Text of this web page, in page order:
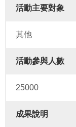
活動主要對象
其他
活動參與人數
25000
成果說明